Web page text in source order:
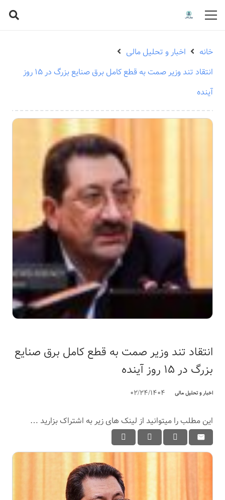
خانه
اخبار و تحلیل مالی
انتقاد تند وزیر صمت به قطع کامل برق صنایع بزرگ در ۱۵ روز
آینده
انتقاد تند وزیر صمت به قطع کامل برق صنایع
بزرگ در ۱۵ روز آینده
اخبار و تحلیل مالی 02/24/1404
این مطلب را میتوانید از لینک های زیر به اشتراک بزارید …